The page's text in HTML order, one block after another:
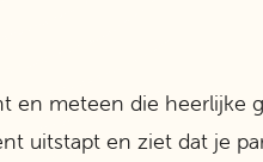
en meteen die heerlijke
uitstapt en ziet dat je